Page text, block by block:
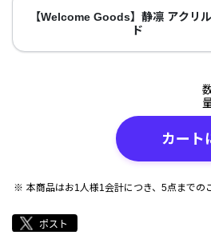
【Welcome Goods】静凛 アクリ
ド
カート
本商品はお1人様1会計につき、5点までの